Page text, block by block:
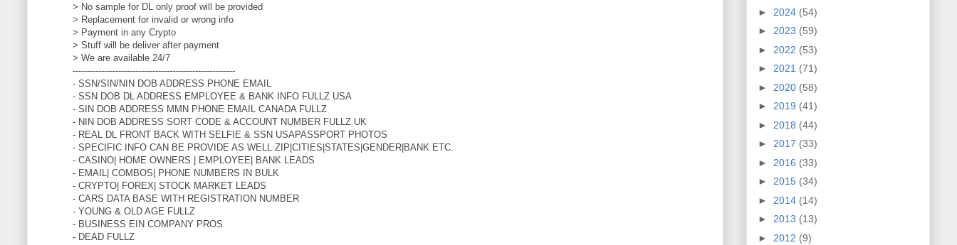
> No sample for DL only proof will be provided
> Replacement for invalid or wrong info
> Payment in any Crypto
> Stuff will be deliver after payment
> We are available 24/7
---------------------------------------------------------
- SSN/SIN/NIN DOB ADDRESS PHONE EMAIL
- SSN DOB DL ADDRESS EMPLOYEE & BANK INFO FULLZ USA
- SIN DOB ADDRESS MMN PHONE EMAIL CANADA FULLZ
- NIN DOB ADDRESS SORT CODE & ACCOUNT NUMBER FULLZ UK
- REAL DL FRONT BACK WITH SELFIE & SSN USAPASSPORT PHOTOS
- SPECIFIC INFO CAN BE PROVIDE AS WELL ZIP|CITIES|STATES|GENDER|BANK ETC.
- CASINO| HOME OWNERS | EMPLOYEE| BANK LEADS
- EMAIL| COMBOS| PHONE NUMBERS IN BULK
- CRYPTO| FOREX| STOCK MARKET LEADS
- CARS DATA BASE WITH REGISTRATION NUMBER
- YOUNG & OLD AGE FULLZ
- BUSINESS EIN COMPANY PROS
- DEAD FULLZ
► 2024 (54)
► 2023 (59)
► 2022 (53)
► 2021 (71)
► 2020 (58)
► 2019 (41)
► 2018 (44)
► 2017 (33)
► 2016 (33)
► 2015 (34)
► 2014 (14)
► 2013 (13)
► 2012 (9)